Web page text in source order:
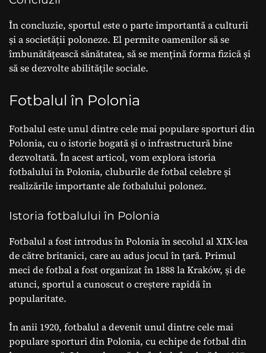
În concluzie, sportul este o parte importantă a culturii
și a societății poloneze. El permite oamenilor să se
îmbunătățească sănătatea, să se mențină forma fizică și
să se dezvolte abilitățile sociale.
Fotbalul în Polonia
Fotbalul este unul dintre cele mai populare sporturi din
Polonia, cu o istorie bogată și o infrastructură bine
dezvoltată. În acest articol, vom explora istoria
fotbalului în Polonia, cluburile de fotbal celebre și
realizările importante ale fotbalului polonez.
Istoria fotbalului în Polonia
Fotbalul a fost introdus în Polonia în secolul al XIX-lea
de către britanici, care au adus jocul în țară. Primul
meci de fotbal a fost organizat în 1888 la Kraków, și de
atunci, sportul a cunoscut o creștere rapidă în
popularitate.
În anii 1920, fotbalul a devenit unul dintre cele mai
populare sporturi din Polonia, cu echipe de fotbal din